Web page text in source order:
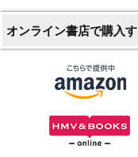
オンライン書店で購入